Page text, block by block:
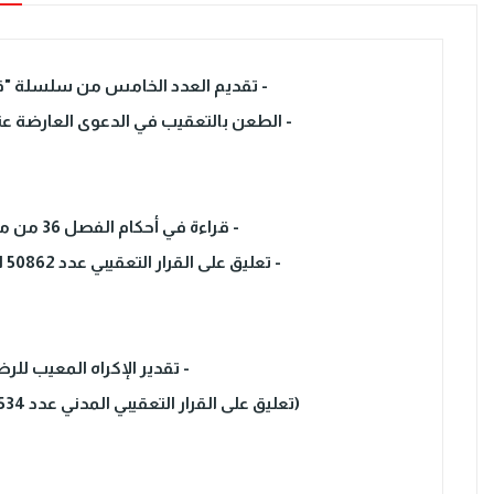
- تقديم العدد الخامس من سلسلة
- الطعن بالتعقيب في الدعوى العارضة
- قراءة في أحكام الفصل 36 من مجلة القانون الدولي الخاص الثابت والمتغير ؟
- تعليق على القرار التعقيبي عدد 50862 المؤرخ في 23 ديسمبر 2010 .....بقلم معتز الماجري
- تقدير الإكراه المعيب
(تعليق على القرار التعقيبي المدني عدد 48534 المؤرخ في 13 أفريل 2018) بقلم ألفة الفرشيشي